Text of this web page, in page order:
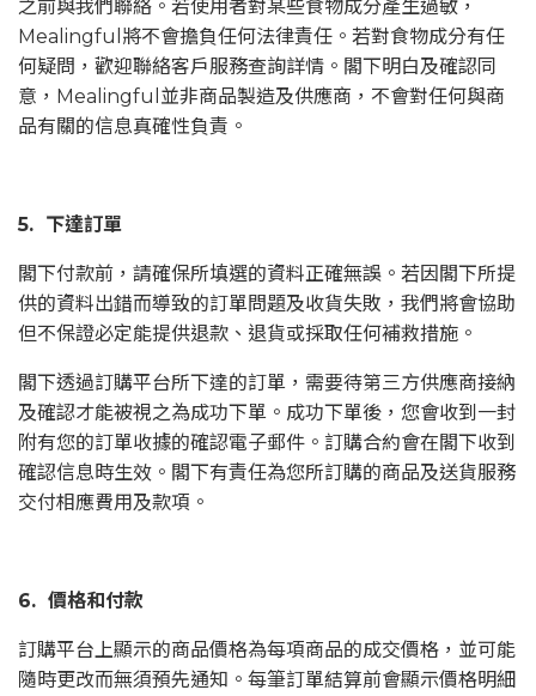
之前與我們聯絡。若使用者對某些食物成分產生過敏，
Mealingful將不會擔負任何法律責任。若對食物成分有任
何疑問，歡迎聯絡客戶服務查詢詳情。閣下明白及確認同
意，Mealingful並非商品製造及供應商，不會對任何與商
品有關的信息真確性負責。
5. 下達訂單
閣下付款前，請確保所填選的資料正確無誤。若因閣下所提
供的資料出錯而導致的訂單問題及收貨失敗，我們將會協助
但不保證必定能提供退款、退貨或採取任何補救措施。
閣下透過訂購平台所下達的訂單，需要待第三方供應商接納
及確認才能被視之為成功下單。成功下單後，您會收到一封
附有您的訂單收據的確認電子郵件。訂購合約會在閣下收到
確認信息時生效。閣下有責任為您所訂購的商品及送貨服務
交付相應費用及款項。
6. 價格和付款
訂購平台上顯示的商品價格為每項商品的成交價格，並可能
隨時更改而無須預先通知。每筆訂單結算前會顯示價格明細